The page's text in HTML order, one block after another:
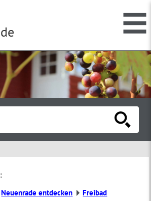
Neuenrade entdecken Freibad